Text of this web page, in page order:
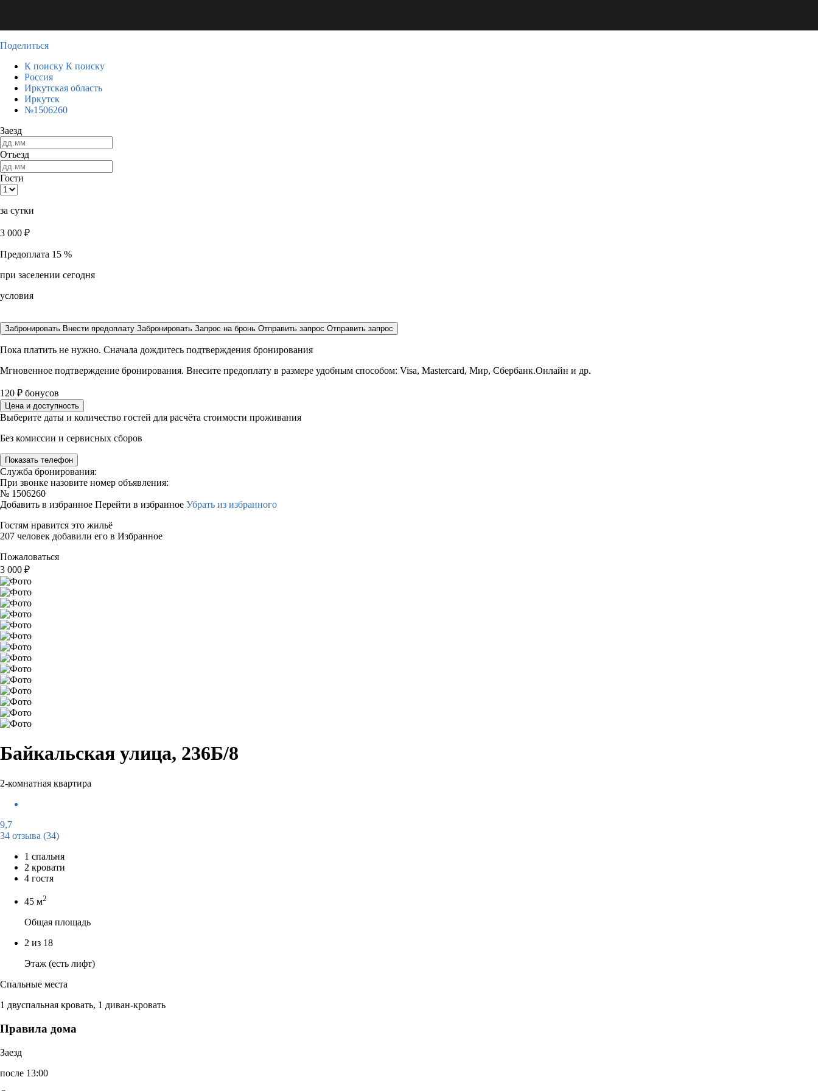
Поделиться
К поиску К поиску
Россия
Иркутская область
Иркутск
№1506260
Заезд
Отъезд
Гости
за сутки
3 000 ₽
Предоплата 15 %
при заселении сегодня
условия
Забронировать Внести предоплату Забронировать Запрос на бронь Отправить запрос Отправить запрос
Пока платить не нужно. Сначала дождитесь подтверждения бронирования
Мгновенное подтверждение бронирования. Внесите предоплату в размере удобным способом: Visa, Mastercard, Мир, Сбербанк.Онлайн и др.
120 ₽ бонусов
Цена и доступность
Выберите даты и количество гостей для расчёта стоимости проживания
Без комиссии и сервисных сборов
Показать телефон
Служба бронирования:
При звонке назовите номер объявления:
№ 1506260
Добавить в избранное Перейти в избранное Убрать из избранного
Гостям нравится это жильё
207 человек добавили его в Избранное
Пожаловаться
3 000 ₽
Байкальская улица, 236Б/8
2-комнатная квартира
9,7
34 отзыва (34)
1 спальня
2 кровати
4 гостя
45 м2
Общая площадь
2 из 18
Этаж (есть лифт)
Спальные места
1 двуспальная кровать, 1 диван-кровать
Правила дома
Заезд
после 13:00